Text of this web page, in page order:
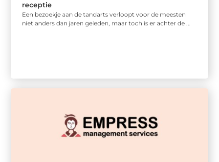
receptie
Een bezoekje aan de tandarts verloopt voor de meesten
niet anders dan jaren geleden, maar toch is er achter de ...